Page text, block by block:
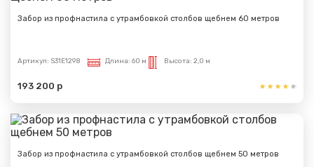
Забор из профнастила с утрамбовкой столбов щебнем 60 метров
Артикул: S31E1298 Длина: 60 м Высота: 2,0 м
193 200 р
Забор из профнастила с утрамбовкой столбов щебнем 50 метров